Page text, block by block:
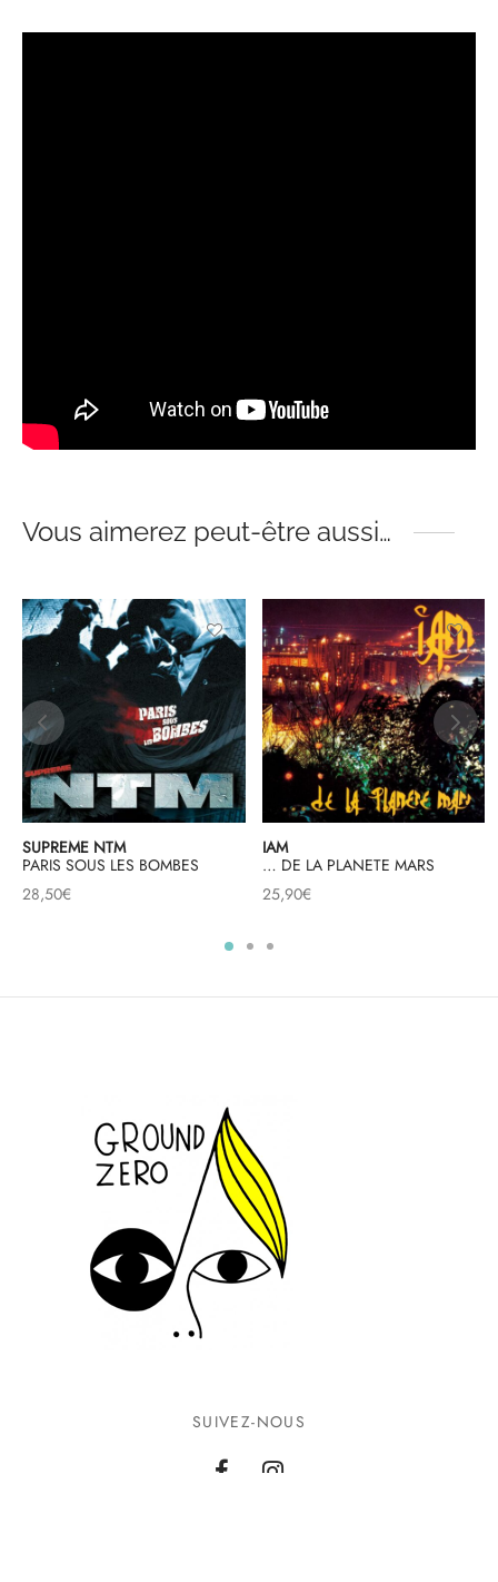
Vous aimerez peut-être aussi…
SUPREME NTM
PARIS SOUS LES BOMBES
28,50€
IAM
… DE LA PLANETE MARS
25,90€
SUIVEZ-NOUS